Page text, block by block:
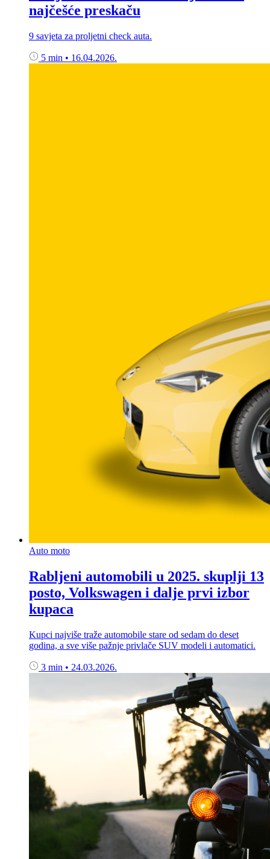
najčešće preskaču
9 savjeta za proljetni check auta.
5 min • 16.04.2026.
Auto moto
Rabljeni automobili u 2025. skuplji 13
posto, Volkswagen i dalje prvi izbor
kupaca
Kupci najviše traže automobile stare od sedam do deset
godina, a sve više pažnje privlače SUV modeli i automatici.
3 min • 24.03.2026.